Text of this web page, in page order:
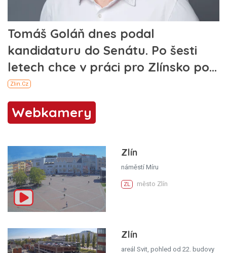
Webkamery
Zlín
náměstí Míru
ZL město Zlín
Zlín
areál Svit, pohled od 22. budovy